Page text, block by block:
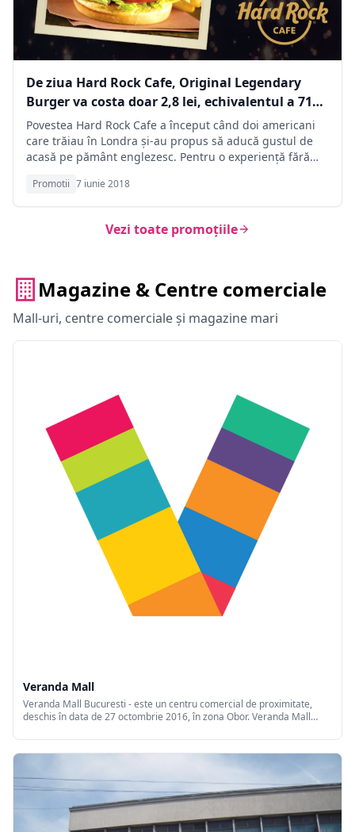
De ziua Hard Rock Cafe, Original Legendary
Burger va costa doar 2,8 lei, echivalentul a 71
de cenți, ca în 1971
Povestea Hard Rock Cafe a început când doi americani
care trăiau în Londra și-au propus să aducă gustul de
acasă pe pământ englezesc. Pentru o experiență fără
autentice, muzică bună și suveniruri de la mari artiști
internaționali. Pe 14 iunie 1971 s-au lansat în afaceri,
Royce, primul restaurant Hard Rock Cafe.
Promotii 7 iunie 2018
Vezi toate promoțiile
Magazine & Centre comerciale
Mall-uri, centre comerciale și magazine mari
Veranda Mall
Veranda Mall Bucuresti - este un centru comercial de proximitate,
deschis în data de 27 octombrie 2016, în zona Obor. Veranda Mall
Deichmann, LC Waikiki, Noriel, Triumph, Pepco, Gerovital, Cupio,
Starbucks etc.